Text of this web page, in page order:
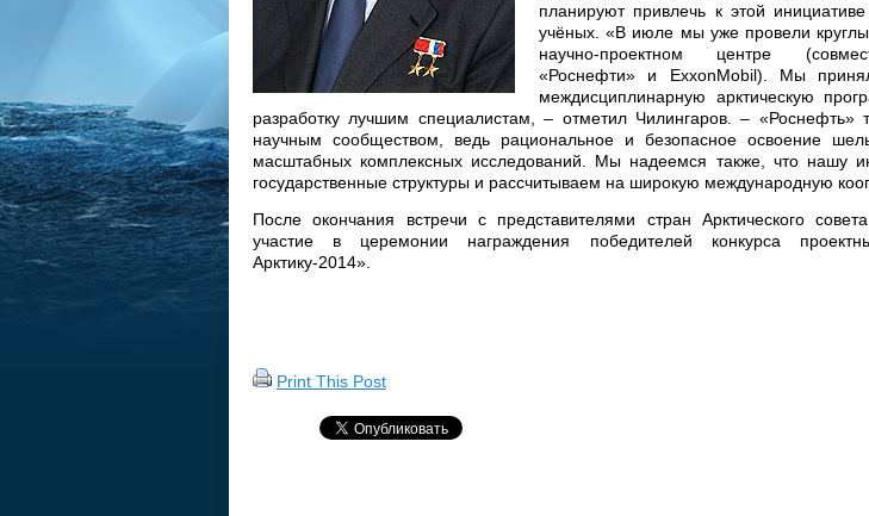
планируют привлечь к этой
учёных. «В июле мы уже провели
научно-проектном центре
«Роснефти» и ExxonMobil). Мы
междисциплинарную арктическую
разработку лучшим специалистам, – отметил Чилингаров. – «Роснефть»
научным сообществом, ведь рациональное и безопасное освоение
масштабных комплексных исследований. Мы надеемся также, что нашу
государственные структуры и рассчитываем на широкую международную
После окончания встречи с представителями стран Арктического
участие в церемонии награждения победителей конкурса
Арктику-2014».
Print This Post